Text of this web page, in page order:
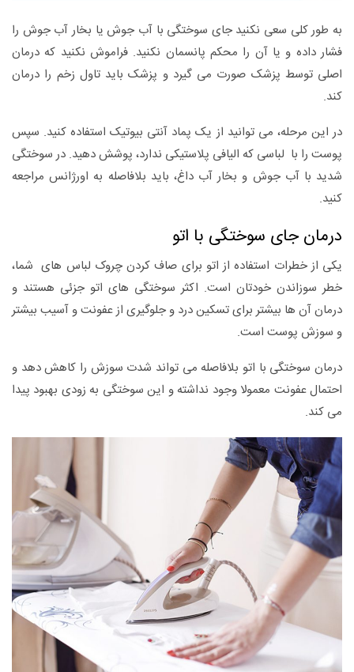
به طور کلی سعی نکنید جای سوختگی با آب جوش یا بخار آب جوش را
فشار داده و یا آن را محکم پانسمان نکنید. فراموش نکنید که درمان
اصلی توسط پزشک صورت می گیرد و پزشک باید تاول زخم را درمان
کند.
در این مرحله، می توانید از یک پماد آنتی بیوتیک استفاده کنید. سپس
پوست را با لباسی که الیافی پلاستیکی ندارد، پوشش دهید. در سوختگی
شدید با آب جوش و بخار آب داغ، باید بلافاصله به اورژانس مراجعه
کنید.
درمان جای سوختگی با اتو
یکی از خطرات استفاده از اتو برای صاف کردن چروک لباس های شما،
خطر سوزاندن خودتان است. اکثر سوختگی های اتو جزئی هستند و
درمان آن ها بیشتر برای تسکین درد و جلوگیری از عفونت و آسیب بیشتر
و سوزش پوست است.
درمان سوختگی با اتو بلافاصله می تواند شدت سوزش را کاهش دهد و
احتمال عفونت معمولا وجود نداشته و این سوختگی به زودی بهبود پیدا
می کند.